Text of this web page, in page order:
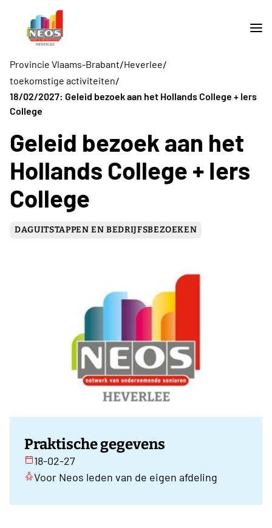
Provincie Vlaams-Brabant/Heverlee/
toekomstige activiteiten/
18/02/2027: Geleid bezoek aan het Hollands College + Iers
College
Geleid bezoek aan het
Hollands College + Iers
College
DAGUITSTAPPEN EN BEDRIJFSBEZOEKEN
Praktische gegevens
18-02-27
Voor Neos leden van de eigen afdeling